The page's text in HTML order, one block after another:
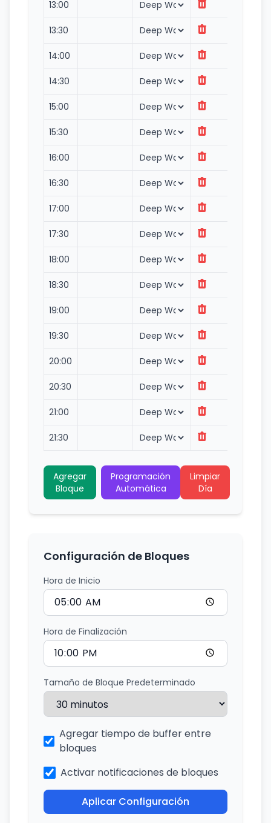
13:00
13:30
14:00
14:30
15:00
15:30
16:00
16:30
17:00
17:30
18:00
18:30
19:00
19:30
20:00
20:30
21:00
21:30
Agregar
Bloque
Programación
Automática
Limpiar
Día
Configuración de Bloques
Hora de Inicio
Hora de Finalización
Tamaño de Bloque Predeterminado
Agregar tiempo de buffer entre
bloques
Activar notificaciones de bloques
Aplicar Configuración